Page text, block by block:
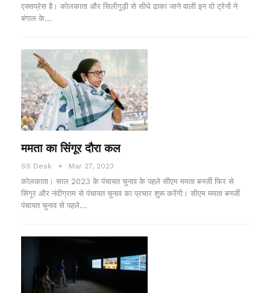
एक्सप्रेस है। कोलकाता और सिलीगुड़ी से सीधे ढाका जाने वाली इन दो ट्रेनों ने
बंगाल के…
ममता का सिंगूर दौरा कल
SS Desk Mar 27, 2023
कोलकाता। साल 2023 के पंचायत चुनाव के पहले सीएम ममता बनर्जी फिर से
सिंगूर और नंदीग्राम से पंचायत चुनाव का प्रचार शुरू करेंगी। सीएम ममता बनर्जी
पंचायत चुनाव से पहले…